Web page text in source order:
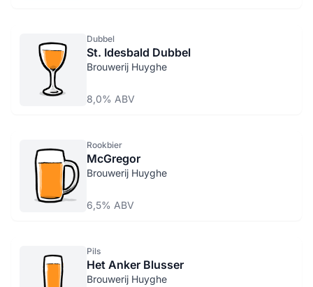
Dubbel
St. Idesbald Dubbel
Brouwerij Huyghe
8,0% ABV
Rookbier
McGregor
Brouwerij Huyghe
6,5% ABV
Pils
Het Anker Blusser
Brouwerij Huyghe